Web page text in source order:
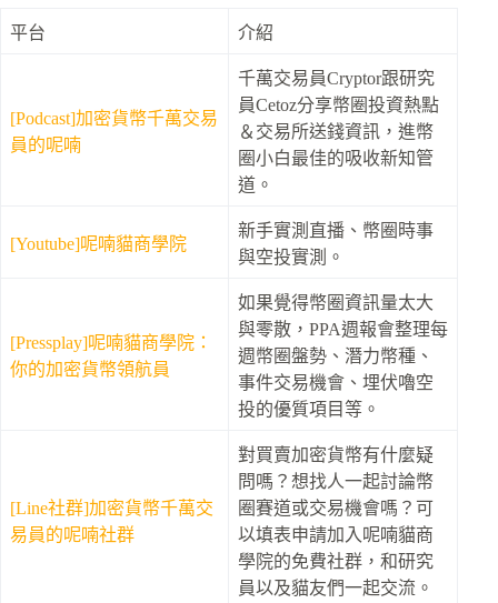
平台 介紹
[Podcast]加密貨幣千萬交易
員的呢喃
千萬交易員Cryptor跟研究
員Cetoz分享幣圈投資熱點
＆交易所送錢資訊，進幣
圈小白最佳的吸收新知管
道。
[Youtube]呢喃貓商學院
新手實測直播、幣圈時事
與空投實測。
[Pressplay]呢喃貓商學院：
你的加密貨幣領航員
如果覺得幣圈資訊量太大
與零散，PPA週報會整理每
週幣圈盤勢、潛力幣種、
事件交易機會、埋伏嚕空
投的優質項目等。
[Line社群]加密貨幣千萬交
易員的呢喃社群
對買賣加密貨幣有什麼疑
問嗎？想找人一起討論幣
圈賽道或交易機會嗎？可
以填表申請加入呢喃貓商
學院的免費社群，和研究
員以及貓友們一起交流。